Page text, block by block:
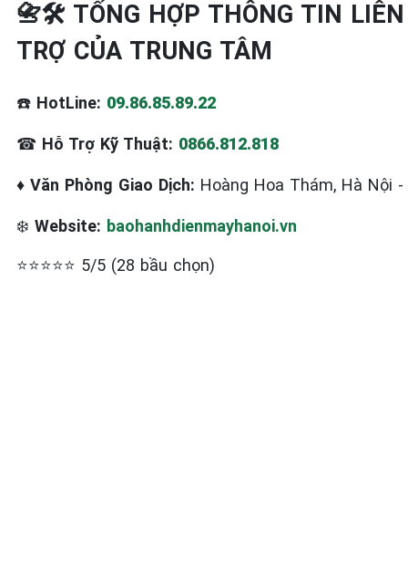
📇🛠️ TỔNG HỢP THÔNG TIN
TRỢ CỦA TRUNG TÂM
☎️ HotLine: 09.86.85.89.22
☎ Hỗ Trợ Kỹ Thuật: 0866.812.818
♦ Văn Phòng Giao Dịch: Hoàng Hoa Thám, Hà Nội -
❄️ Website: baohanhdienmayhanoi.vn
⭐⭐⭐⭐⭐ 5/5 (28 bầu chọn)